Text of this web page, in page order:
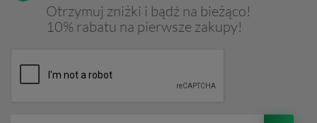
Otrzymuj zniżki i bądź na bieżąco!
10% rabatu na pierwsze zakupy!